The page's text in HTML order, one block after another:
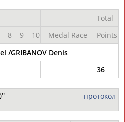
АБДУЛЛАЕВ
Total
8 9 10 Medal Race
Points
/GRIBANOV Denis
36
протокол